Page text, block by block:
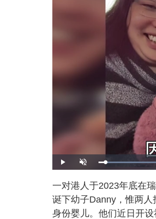
P
l
U
n
t
e
L
o
e
d
:
3
2
.
3
一对港人于2023年底在
诞下幼子Danny，惟两
身份婴儿。他们近日开设